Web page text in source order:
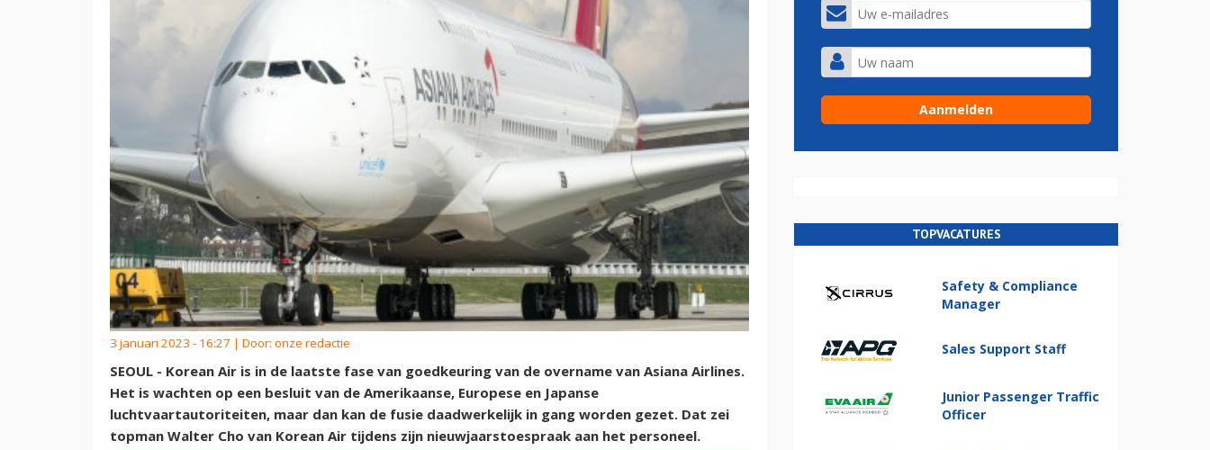
3 januari 2023 - 16:27 | Door: onze redactie
SEOUL - Korean Air is in de laatste fase van goedkeuring van de overname van Asiana Airlines.
Het is wachten op een besluit van de Amerikaanse, Europese en Japanse
luchtvaartautoriteiten, maar dan kan de fusie daadwerkelijk in gang worden gezet. Dat zei
topman Walter Cho van Korean Air tijdens zijn nieuwjaarstoespraak aan het personeel.
TOPVACATURES
Safety & Compliance
Manager
Sales Support Staff
Junior Passenger Traffic
Officer